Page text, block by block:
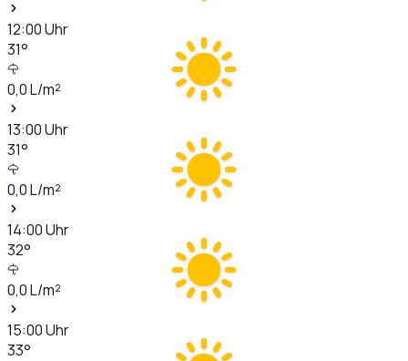
12:00Uhr
31°
0,0L/m²
13:00Uhr
31°
0,0L/m²
14:00Uhr
32°
0,0L/m²
15:00Uhr
33°